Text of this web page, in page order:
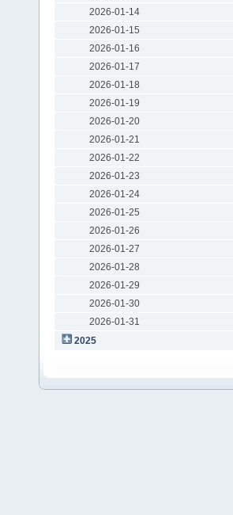
2026-01-14
2026-01-15
2026-01-16
2026-01-17
2026-01-18
2026-01-19
2026-01-20
2026-01-21
2026-01-22
2026-01-23
2026-01-24
2026-01-25
2026-01-26
2026-01-27
2026-01-28
2026-01-29
2026-01-30
2026-01-31
2025